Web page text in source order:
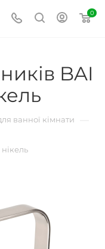
0
BAI
ванної кімнати